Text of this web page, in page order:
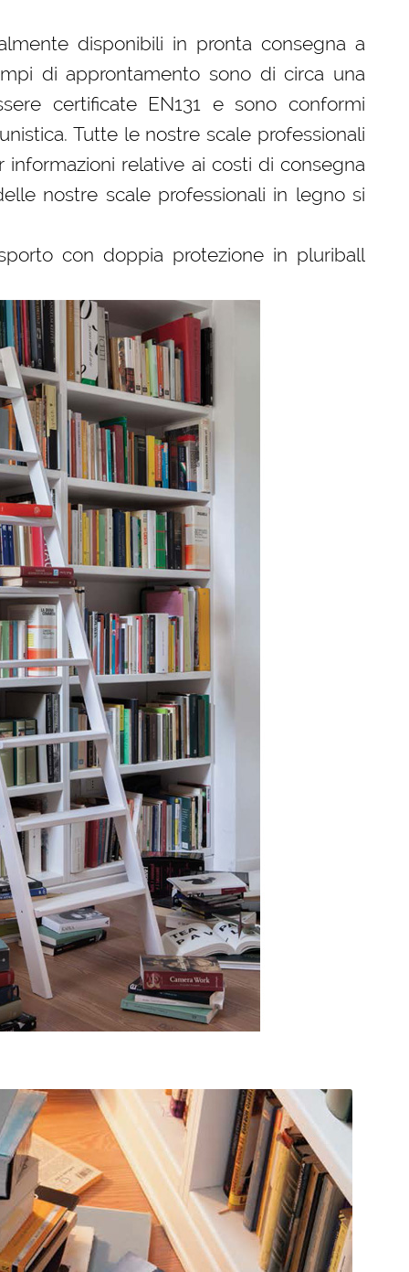
disponibili in pronta consegna a
di approntamento sono di circa una
certificate EN131 e sono conformi
Tutte le nostre scale professionali
relative ai costi di consegna
nostre scale professionali in legno si
con doppia protezione in pluriball